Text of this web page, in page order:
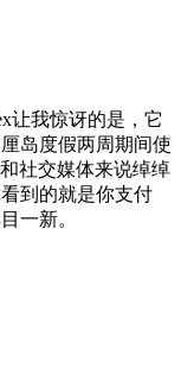
让我惊讶的是，它
岛度假两周期间使
社交媒体来说绰绰
到的就是你支付
一新。